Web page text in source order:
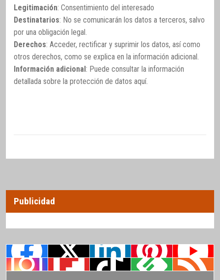
Legitimación: Consentimiento del interesado
Destinatarios: No se comunicarán los datos a terceros, salvo
por una obligación legal.
Derechos: Acceder, rectificar y suprimir los datos, así como
otros derechos, como se explica en la información adicional.
Información adicional: Puede consultar la información
detallada sobre la protección de datos aquí.
Publicidad